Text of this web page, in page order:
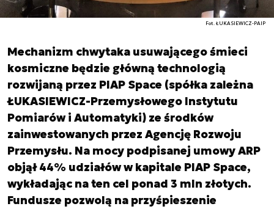
Fot. ŁUKASIEWICZ-PAIP
Mechanizm chwytaka usuwającego śmieci
kosmiczne będzie główną technologią
rozwijaną przez PIAP Space (spółka zależna
ŁUKASIEWICZ-Przemysłowego Instytutu
Pomiarów i Automatyki) ze środków
zainwestowanych przez Agencję Rozwoju
Przemysłu. Na mocy podpisanej umowy ARP
objął 44% udziałów w kapitale PIAP Space,
wykładając na ten cel ponad 3 mln złotych.
Fundusze pozwolą na przyśpieszenie